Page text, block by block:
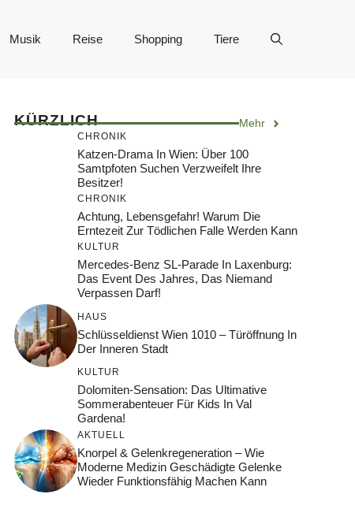
Musik Reise Shopping Tiere
KÜRZLICH Mehr
CHRONIK
Katzen-Drama In Wien: Über 100
Samtpfoten Suchen Verzweifelt Ihre
Besitzer!
CHRONIK
Achtung, Lebensgefahr! Warum Die
Erntezeit Zur Tödlichen Falle Werden Kann
KULTUR
Mercedes-Benz SL-Parade In Laxenburg:
Das Event Des Jahres, Das Niemand
Verpassen Darf!
HAUS
Schlüsseldienst Wien 1010 – Türöffnung In
Der Inneren Stadt
KULTUR
Dolomiten-Sensation: Das Ultimative
Sommerabenteuer Für Kids In Val
Gardena!
AKTUELL
Knorpel & Gelenkregeneration – Wie
Moderne Medizin Geschädigte Gelenke
Wieder Funktionsfähig Machen Kann